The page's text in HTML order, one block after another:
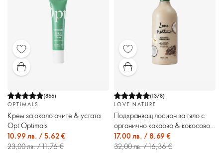
(866)
OPTIMALS
Крем за около очите & устата
Opt Optimals
10,99 лв. / 5,62 €
23,00 лв. / 11,76 €
(1378)
LOVE NATURE
Подхранващ лосион за тяло с
органично какаово & кокосово
масло Love Nature
17,00 лв. / 8,69 €
32,00 лв. / 16,36 €